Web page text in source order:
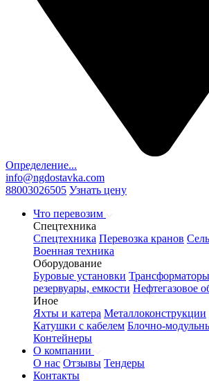
Определение...
info@ngdostavka.com
88003026505 Узнать цену
Что перевозим
Спецтехника
Спецтехника Перевозка кранов
Военная техника
Оборудование
Буровые установки Трансформаторы
резервуары, емкости Нефтегазовое
Иное
Яхты и катера Металлоконструкции
Катушки с кабелем Блочно-
Контейнеры
О компании
О нас Отзывы Тендеры
Контакты